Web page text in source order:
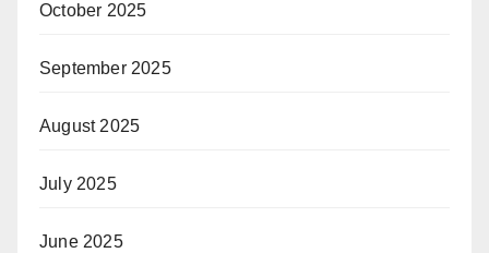
October 2025
September 2025
August 2025
July 2025
June 2025